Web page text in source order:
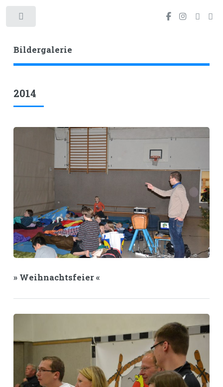
Bildergalerie
2014
» Weihnachtsfeier «